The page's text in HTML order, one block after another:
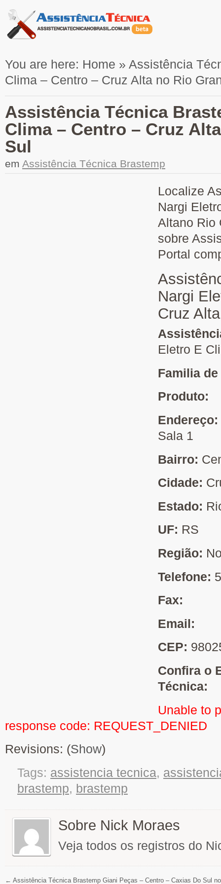
You are here: Home » Assistência
Clima – Centro – Cruz Alta no Rio
Assistência Técnica
Clima – Centro – Cruz
Sul
em Assistência Técnica Brastemp
Localize
Nargi
Altano Rio
sobre
Portal
Nargi
Cruz
Eletro E
Familia
Produto:
Endereço:
Sala 1
Bairro:
Cidade:
Estado:
UF: RS
Região:
Telefone:
Fax:
Email:
CEP:
Confira o
Técnica:
Unable to
response code: REQUEST_DENIED
Revisions: (Show)
Tags: assistencia tecnica,
brastemp, brastemp
Sobre Nick Moraes
Veja todos os registros do
← Assistência Técnica Brastemp Giani Peças – Centro – Caxias Do Sul